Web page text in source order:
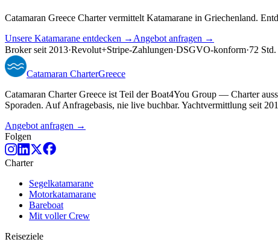
Catamaran Greece Charter vermittelt Katamarane in Griechenland.
Unsere Katamarane entdecken → Angebot anfragen →
Broker seit 2013·Revolut+Stripe-Zahlungen·DSGVO-konform·72
Catamaran CharterGreece
Catamaran Charter Greece ist Teil der Boat4You Group — Charter
Sporaden. Auf Anfragebasis, nie live buchbar. Yachtvermittlung seit
Angebot anfragen →
Folgen
Charter
Segelkatamarane
Motorkatamarane
Bareboat
Mit voller Crew
Reiseziele